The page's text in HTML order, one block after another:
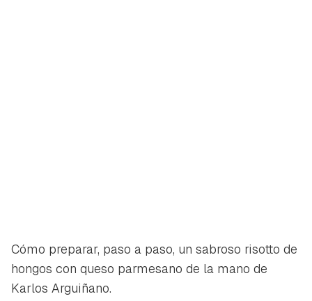
Cómo preparar, paso a paso, un sabroso risotto de
hongos con queso parmesano de la mano de
Karlos Arguiñano.